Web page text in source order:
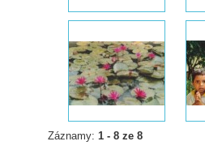
Záznamy: 1 - 8 ze 8